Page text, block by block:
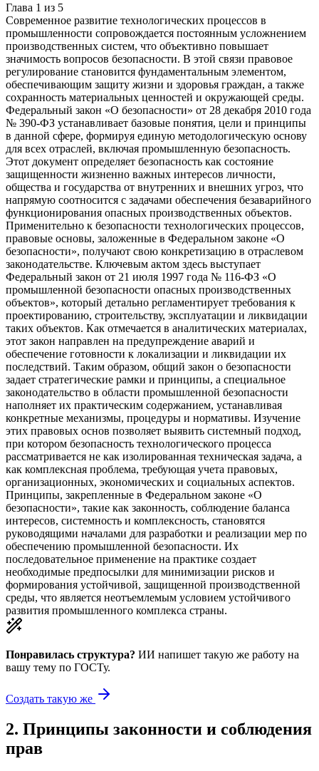
Глава 1 из 5
Современное развитие технологических процессов в
промышленности сопровождается постоянным усложнением
производственных систем, что объективно повышает
значимость вопросов безопасности. В этой связи правовое
регулирование становится фундаментальным элементом,
обеспечивающим защиту жизни и здоровья граждан, а также
сохранность материальных ценностей и окружающей среды.
Федеральный закон «О безопасности» от 28 декабря 2010 года
№ 390-ФЗ устанавливает базовые понятия, цели и принципы
в данной сфере, формируя единую методологическую основу
для всех отраслей, включая промышленную безопасность.
Этот документ определяет безопасность как состояние
защищенности жизненно важных интересов личности,
общества и государства от внутренних и внешних угроз, что
напрямую соотносится с задачами обеспечения безаварийного
функционирования опасных производственных объектов.
Применительно к безопасности технологических процессов,
правовые основы, заложенные в Федеральном законе «О
безопасности», получают свою конкретизацию в отраслевом
законодательстве. Ключевым актом здесь выступает
Федеральный закон от 21 июля 1997 года № 116-ФЗ «О
промышленной безопасности опасных производственных
объектов», который детально регламентирует требования к
проектированию, строительству, эксплуатации и ликвидации
таких объектов. Как отмечается в аналитических материалах,
этот закон направлен на предупреждение аварий и
обеспечение готовности к локализации и ликвидации их
последствий. Таким образом, общий закон о безопасности
задает стратегические рамки и принципы, а специальное
законодательство в области промышленной безопасности
наполняет их практическим содержанием, устанавливая
конкретные механизмы, процедуры и нормативы. Изучение
этих правовых основ позволяет выявить системный подход,
при котором безопасность технологического процесса
рассматривается не как изолированная техническая задача, а
как комплексная проблема, требующая учета правовых,
организационных, экономических и социальных аспектов.
Принципы, закрепленные в Федеральном законе «О
безопасности», такие как законность, соблюдение баланса
интересов, системность и комплексность, становятся
руководящими началами для разработки и реализации мер по
обеспечению промышленной безопасности. Их
последовательное применение на практике создает
необходимые предпосылки для минимизации рисков и
формирования устойчивой, защищенной производственной
среды, что является неотъемлемым условием устойчивого
развития промышленного комплекса страны.
Понравилась структура? ИИ напишет такую же работу на
вашу тему по ГОСТу.
Создать такую же
2. Принципы законности и соблюдения
прав